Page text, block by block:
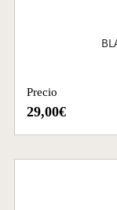
Precio
29,00€